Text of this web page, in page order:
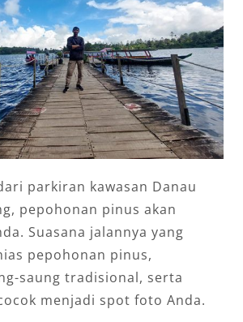
parkiran kawasan Danau
pepohonan pinus akan
Suasana jalannya yang
pepohonan pinus,
saung tradisional, serta
menjadi spot foto Anda.